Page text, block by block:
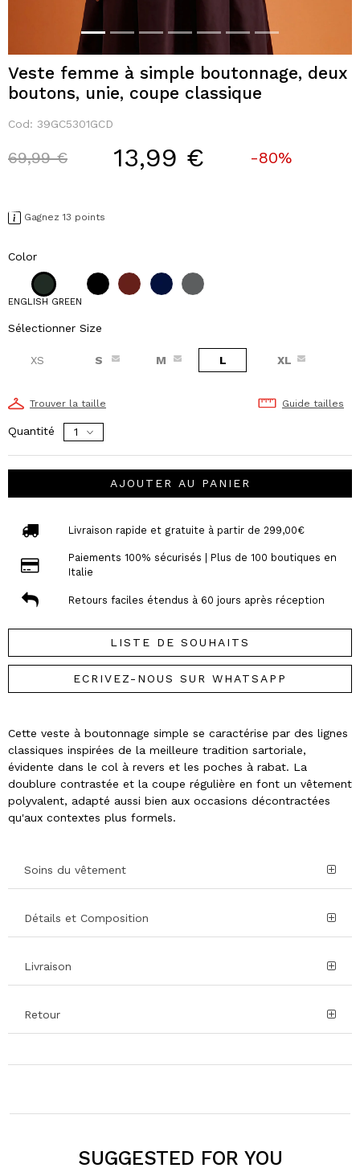
Veste femme à simple boutonnage, deux
boutons, unie, coupe classique
Cod: 39GC5301GCD
Price reduced from
69,99 €to 13,99 € -80%
Gagnez 13 points
Color
ENGLISH GREEN
Sélectionner Size
XS S M L XL
Trouver la taille Guide tailles
Quantité
AJOUTER AU PANIER
Livraison rapide et gratuite à partir de 299,00€
Paiements 100% sécurisés | Plus de 100 boutiques en
Italie
Retours faciles étendus à 60 jours après réception
LISTE DE SOUHAITS
ECRIVEZ-NOUS SUR WHATSAPP
Cette veste à boutonnage simple se caractérise par des lignes
classiques inspirées de la meilleure tradition sartoriale,
évidente dans le col à revers et les poches à rabat. La
doublure contrastée et la coupe régulière en font un vêtement
polyvalent, adapté aussi bien aux occasions décontractées
qu'aux contextes plus formels.
Soins du vêtement
Détails et Composition
Livraison
Retour
SUGGESTED FOR YOU